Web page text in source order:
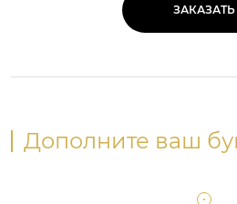
ЗАКАЗАТЬ
Дополните ваш